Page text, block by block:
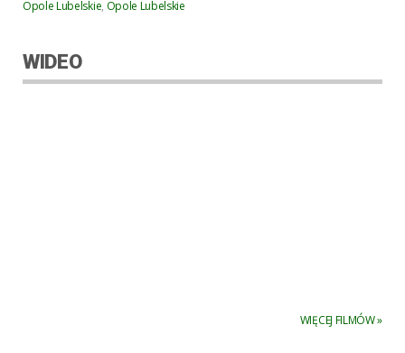
Opole Lubelskie, Opole Lubelskie
WIDEO
WIĘCEJ FILMÓW »